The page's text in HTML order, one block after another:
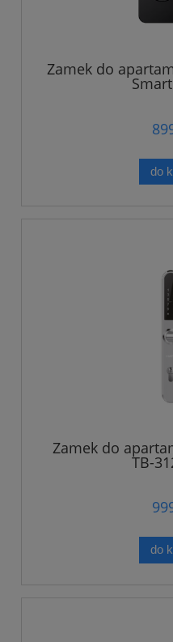
Zamek do
do
Zamek do
TB-
do